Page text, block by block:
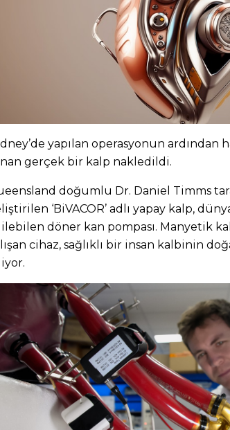
yapılan operasyonun ardından
gerçek bir kalp nakledildi.
doğumlu Dr. Daniel Timms
‘BiVACOR’ adlı yapay kalp,
döner kan pompası. Manyetik
cihaz, sağlıklı bir insan kalbinin